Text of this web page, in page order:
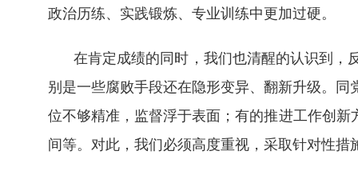
政治历练、实践锻炼、专业训练中更加过硬。
在肯定成绩的同时，我们也清醒的认识到，
别是一些腐败手段还在隐形变异、翻新升级。
位不够精准，监督浮于表面；有的推进工作创
间等。对此，我们必须高度重视，采取针对性措